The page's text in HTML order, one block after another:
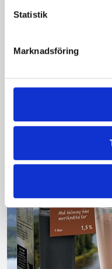
Statistik
Marknadsföring
Bäst i test:
Vi kan stolt
200 norrlänningar
Läs mer